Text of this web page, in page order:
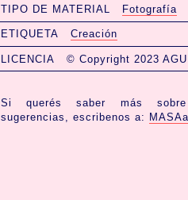
TIPO DE MATERIAL Fotografía
ETIQUETA Creación
LICENCIA © Copyright 2023
Si querés saber más
sugerencias, escribenos a: